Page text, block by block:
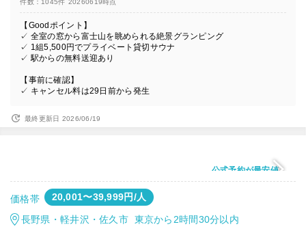
【Goodポイント】
✓ 全室の窓から富士山を眺められる絶景グランピング
✓ 1組5,500円でプライベート貸切サウナ
✓ 駅からの無料送迎あり
【事前に確認】
✓ キャンセル料は29日前から発生
最終更新日 2026/06/19
公式予約が最安値
価格帯 20,001〜39,999円/人
長野県・軽井沢・佐久市 東京から2時間30分以内